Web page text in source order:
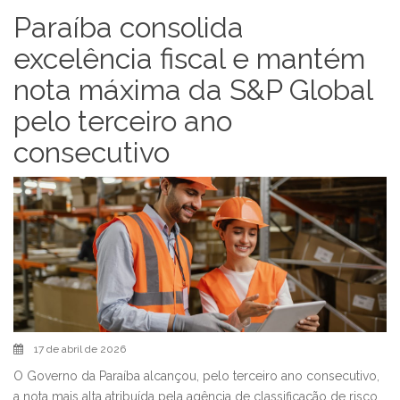
Paraíba consolida
excelência fiscal e mantém
nota máxima da S&P Global
pelo terceiro ano
consecutivo
17 de abril de 2026
O Governo da Paraíba alcançou, pelo terceiro ano consecutivo,
a nota mais alta atribuída pela agência de classificação de risco